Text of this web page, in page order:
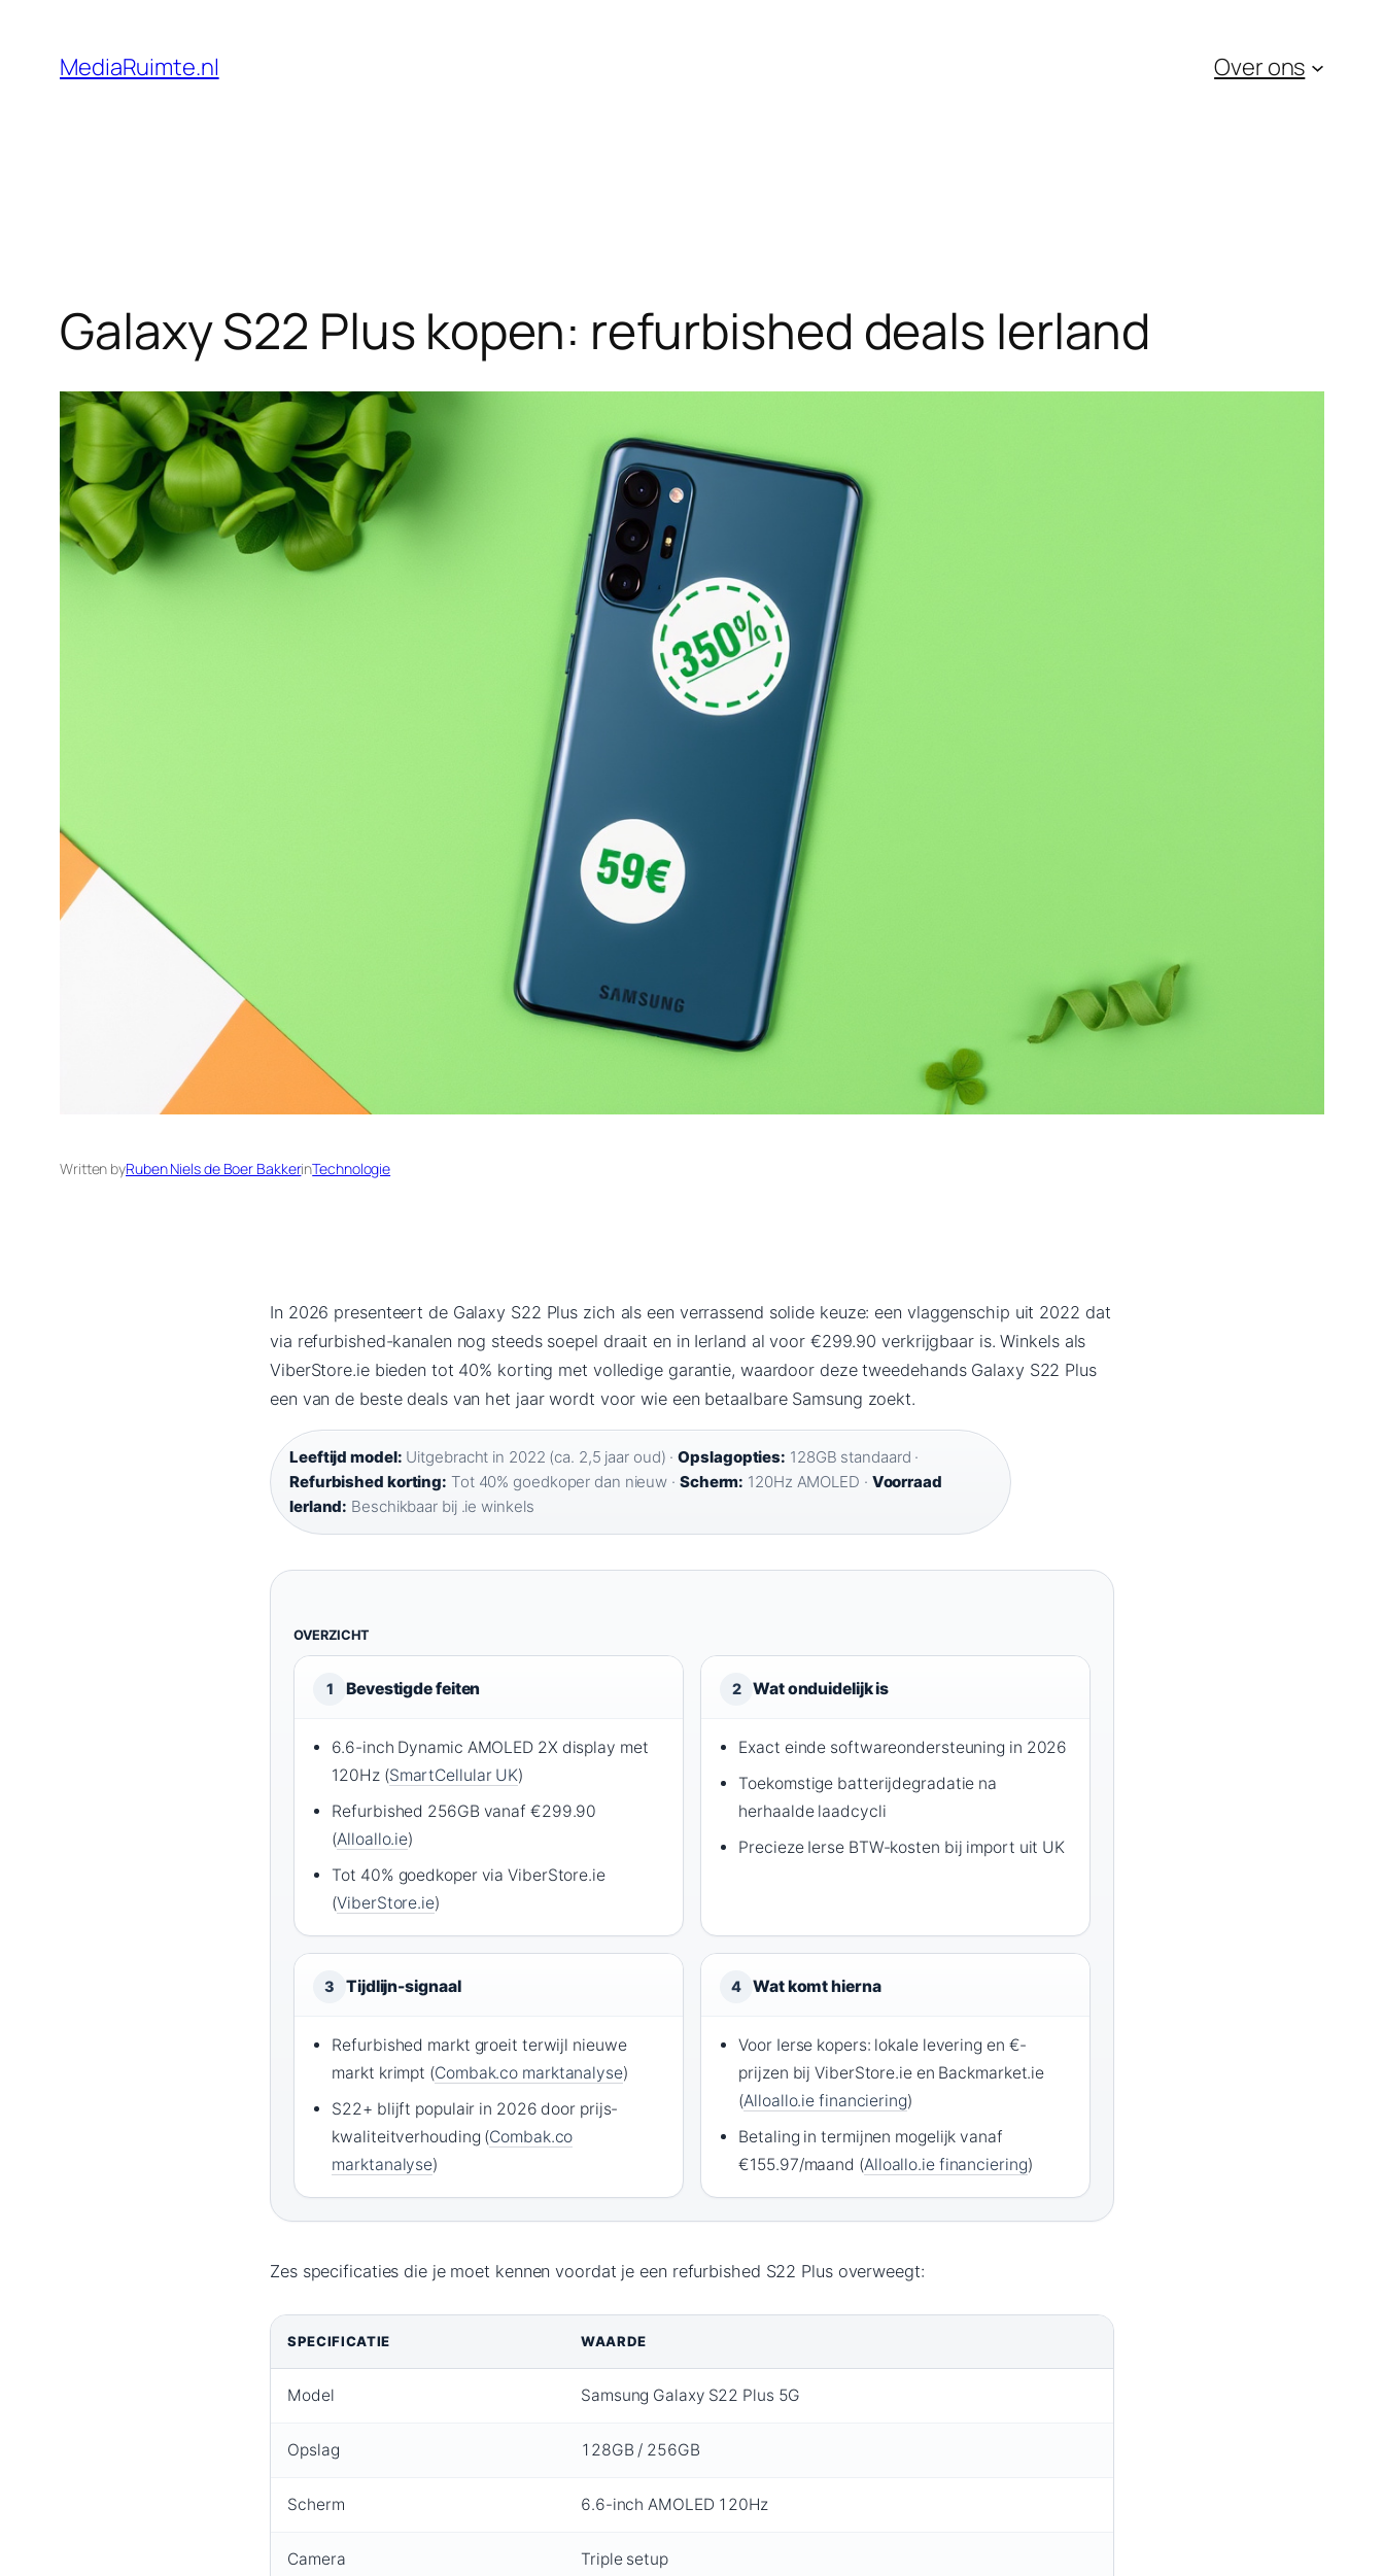
content
MediaRuimte.nl Over ons
Galaxy S22 Plus kopen: refurbished deals Ierland
Written byRuben Niels de Boer BakkerinTechnologie
In 2026 presenteert de Galaxy S22 Plus zich als een verrassend solide keuze: een vlaggenschip uit 2022 dat
via refurbished-kanalen nog steeds soepel draait en in Ierland al voor €299.90 verkrijgbaar is. Winkels als
ViberStore.ie bieden tot 40% korting met volledige garantie, waardoor deze tweedehands Galaxy S22 Plus
een van de beste deals van het jaar wordt voor wie een betaalbare Samsung zoekt.
Leeftijd model: Uitgebracht in 2022 (ca. 2,5 jaar oud) ·Opslagopties: 128GB standaard ·
Refurbished korting: Tot 40% goedkoper dan nieuw · Scherm: 120Hz AMOLED · Voorraad
Ierland: Beschikbaar bij .ie winkels
OVERZICHT
1 Bevestigde feiten
6.6-inch Dynamic AMOLED 2X display met
120Hz (SmartCellular UK)
Refurbished 256GB vanaf €299.90
(Alloallo.ie)
Tot 40% goedkoper via ViberStore.ie
(ViberStore.ie)
2 Wat onduidelijk is
Exact einde softwareondersteuning in 2026
Toekomstige batterijdegradatie na
herhaalde laadcycli
Precieze Ierse BTW-kosten bij import uit UK
3 Tijdlijn-signaal
Refurbished markt groeit terwijl nieuwe
markt krimpt (Combak.co marktanalyse)
S22+ blijft populair in 2026 door prijs-
kwaliteitverhouding (Combak.co
marktanalyse)
4 Wat komt hierna
Voor Ierse kopers: lokale levering en €-
prijzen bij ViberStore.ie en Backmarket.ie
(Alloallo.ie financiering)
Betaling in termijnen mogelijk vanaf
€155.97/maand (Alloallo.ie financiering)
Zes specificaties die je moet kennen voordat je een refurbished S22 Plus overweegt:
SPECIFICATIE WAARDE
Model Samsung Galaxy S22 Plus 5G
Opslag 128GB / 256GB
Scherm 6.6-inch AMOLED 120Hz
Camera Triple setup